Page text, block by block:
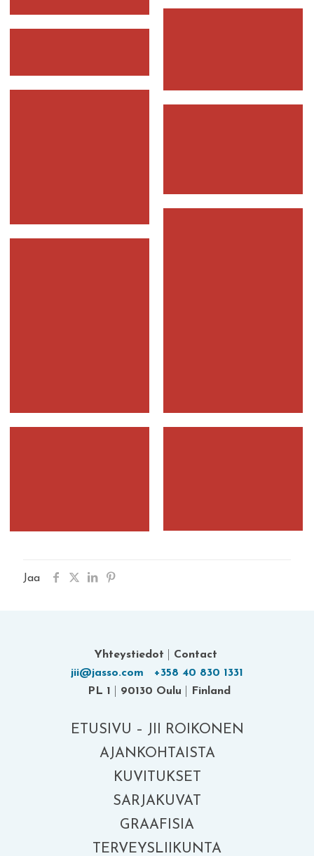
Jaa
Yhteystiedot
Contact
jii@jasso.com
+358 40 830 1331
PL 1
90130 Oulu Finland
ETUSIVU – JII ROIKONEN
AJANKOHTAISTA
KUVITUKSET
SARJAKUVAT
GRAAFISIA
TERVEYSLIIKUNTA